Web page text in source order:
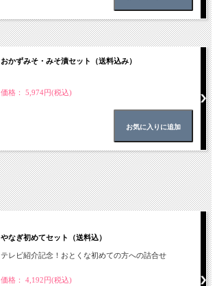
おかずみそ・みそ漬セット（送料込み）
価格： 5,974円(税込)
やなぎ初めてセット（送料込）
テレビ紹介記念！おとくな初めての方への詰合せ
価格： 4,192円(税込)